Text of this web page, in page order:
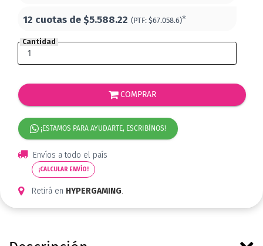
12 cuotas de$5.588.22 (PTF: $67.058.6)*
Cantidad
COMPRAR
¡ESTAMOS PARA AYUDARTE, ESCRIBÍNOS!
Envíos a todo el país
¡CALCULAR ENVÍO!
Retirá en HYPERGAMING.